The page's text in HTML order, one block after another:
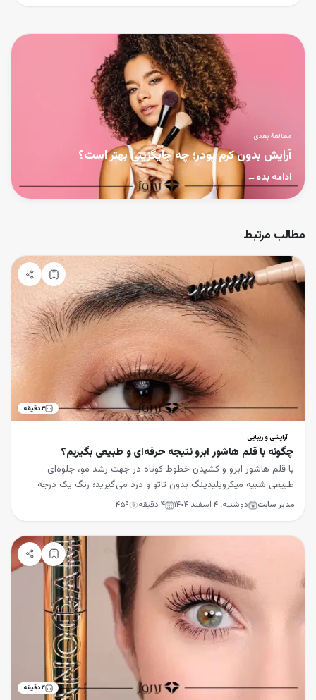
مطالعهٔ بعدی
آرایش بدون کرم پودر؛ چه جایگزینی بهتر است؟
ادامه بده←
مطالب مرتبط
۴دقیقه
آرایشی و زیبایی
چگونه با قلم هاشور ابرو نتیجه حرفه‌ای و طبیعی بگیریم؟
با قلم هاشور ابرو و کشیدن خطوط کوتاه در جهت رشد مو، جلوه‌ای
طبیعی شبیه میکروبلیدینگ بدون تاتو و درد می‌گیرید؛ رنگ یک درجه
روشن‌تر از مو را انتخاب کنید.
مدیر سایت دوشنبه، ۴ اسفند ۱۴۰۴ ۴ دقیقه ۴۵۹
۴دقیقه